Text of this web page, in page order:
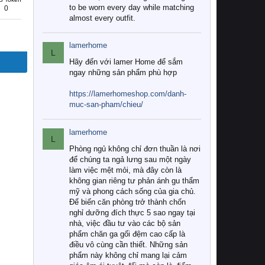
0
to be worn every day while matching
almost every outfit.
L
lamerhome
Hãy đến với lamer Home để sắm
ngay những sản phẩm phù hợp
https://lamerhomeshop.com/danh-
muc-san-pham/chieu/
L
lamerhome
Phòng ngủ không chỉ đơn thuần là nơi
để chúng ta ngả lưng sau một ngày
làm việc mệt mỏi, mà đây còn là
không gian riêng tư phản ánh gu thẩm
mỹ và phong cách sống của gia chủ.
Để biến căn phòng trở thành chốn
nghỉ dưỡng đích thực 5 sao ngay tại
nhà, việc đầu tư vào các bộ sản
phẩm chăn ga gối đệm cao cấp là
điều vô cùng cần thiết. Những sản
phẩm này không chỉ mang lại cảm